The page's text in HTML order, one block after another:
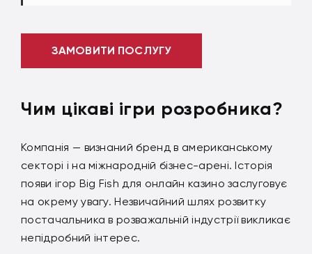
ЗАМОВИТИ ПОСЛУГУ
Чим цікаві ігри розробника?
Компанія — визнаний бренд в американському
секторі і на міжнародній бізнес-арені. Історія
появи ігор Big Fish для онлайн казино заслуговує
на окрему увагу. Незвичайний шлях розвитку
постачальника в розважальній індустрії викликає
непідробний інтерес.